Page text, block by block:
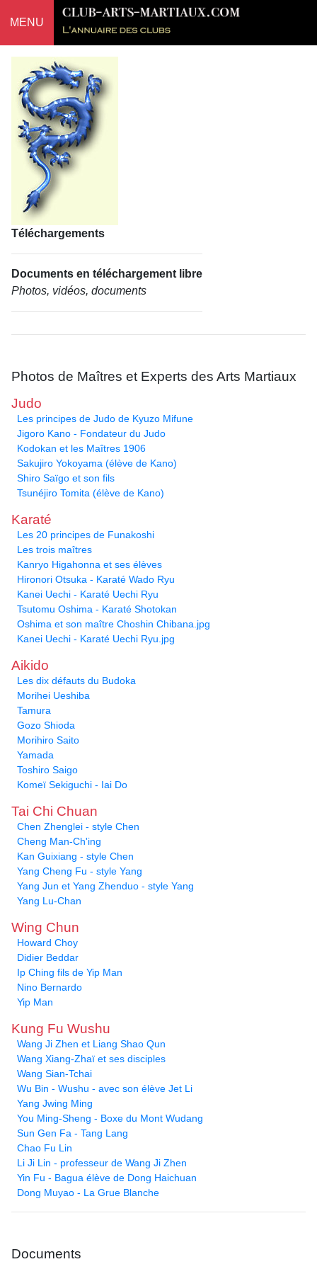
MENU
Téléchargements
Documents en téléchargement libre
Photos, vidéos, documents
Photos de Maîtres et Experts des Arts Martiaux
Judo
Les principes de Judo de Kyuzo Mifune
Jigoro Kano - Fondateur du Judo
Kodokan et les Maîtres 1906
Sakujiro Yokoyama (élève de Kano)
Shiro Saïgo et son fils
Tsunéjiro Tomita (élève de Kano)
Karaté
Les 20 principes de Funakoshi
Les trois maîtres
Kanryo Higahonna et ses élèves
Hironori Otsuka - Karaté Wado Ryu
Kanei Uechi - Karaté Uechi Ryu
Tsutomu Oshima - Karaté Shotokan
Oshima et son maître Choshin Chibana.jpg
Kanei Uechi - Karaté Uechi Ryu.jpg
Aikido
Les dix défauts du Budoka
Morihei Ueshiba
Tamura
Gozo Shioda
Morihiro Saito
Yamada
Toshiro Saigo
Komeï Sekiguchi - Iai Do
Tai Chi Chuan
Chen Zhenglei - style Chen
Cheng Man-Ch'ing
Kan Guixiang - style Chen
Yang Cheng Fu - style Yang
Yang Jun et Yang Zhenduo - style Yang
Yang Lu-Chan
Wing Chun
Howard Choy
Didier Beddar
Ip Ching fils de Yip Man
Nino Bernardo
Yip Man
Kung Fu Wushu
Wang Ji Zhen et Liang Shao Qun
Wang Xiang-Zhaï et ses disciples
Wang Sian-Tchai
Wu Bin - Wushu - avec son élève Jet Li
Yang Jwing Ming
You Ming-Sheng - Boxe du Mont Wudang
Sun Gen Fa - Tang Lang
Chao Fu Lin
Li Ji Lin - professeur de Wang Ji Zhen
Yin Fu - Bagua élève de Dong Haichuan
Dong Muyao - La Grue Blanche
Documents